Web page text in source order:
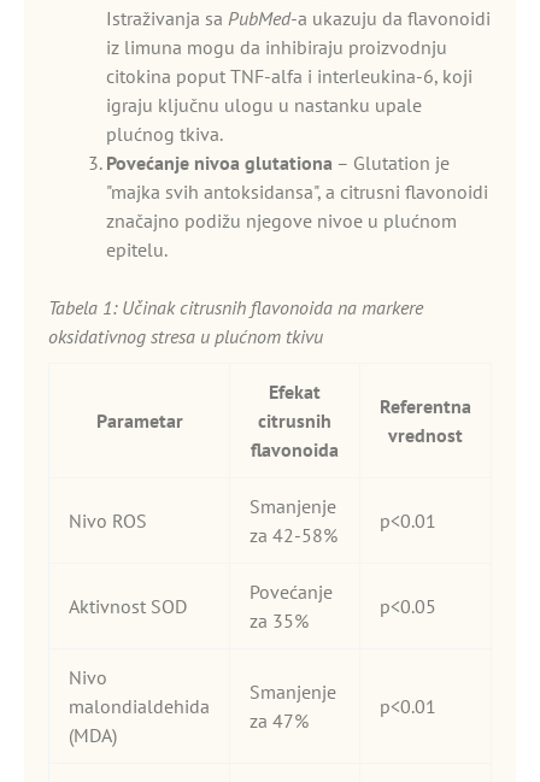
Istraživanja sa PubMed-a ukazuju da flavonoidi
iz limuna mogu da inhibiraju proizvodnju
citokina poput TNF-alfa i interleukina-6, koji
igraju ključnu ulogu u nastanku upale
plućnog tkiva.
Povećanje nivoa glutationa – Glutation je
"majka svih antoksidansa", a citrusni flavonoidi
značajno podižu njegove nivoe u plućnom
epitelu.
Tabela 1: Učinak citrusnih flavonoida na markere
oksidativnog stresa u plućnom tkivu
Parametar
Efekat
citrusnih
flavonoida
Referentna
vrednost
Nivo ROS
Smanjenje
za 42-58%
p<0.01
Aktivnost SOD
Povećanje
za 35%
p<0.05
Nivo
malondialdehida
(MDA)
Smanjenje
za 47%
p<0.01